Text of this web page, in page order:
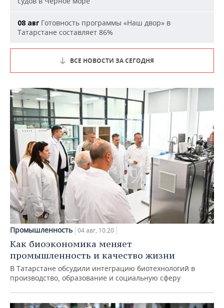
08 авг Готовность программы «Наш двор» в
Татарстане составляет 86%
ВСЕ НОВОСТИ ЗА СЕГОДНЯ
Промышленность 04 авг, 10:20
Как биоэкономика меняет
промышленность и качество жизни
В Татарстане обсудили интеграцию биотехнологий в
производство, образование и социальную сферу